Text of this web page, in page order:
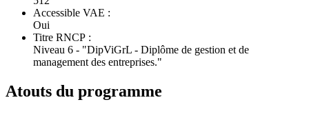
Accessible VAE :
Oui
Titre RNCP :
Niveau 6 - "DipViGrL - Diplôme de gestion et de
management des entreprises."
Atouts du programme